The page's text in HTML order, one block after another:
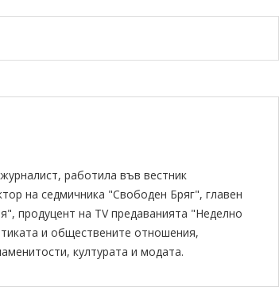
работила във вестник
на седмичника "Свободен Бряг", главен
продуцент на TV предаванията "Неделно
и обществените отношения,
културата и модата.